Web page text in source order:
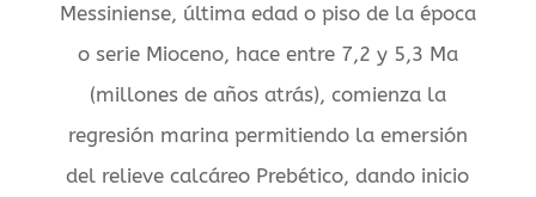
Messiniense, última edad o piso de la época
o serie Mioceno, hace entre 7,2 y 5,3 Ma
(millones de años atrás), comienza la
regresión marina permitiendo la emersión
del relieve calcáreo Prebético, dando inicio